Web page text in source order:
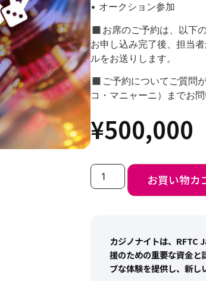
• オークション参加
◼︎お席のご予約は、以下
お申し込み完了後、担当
ルをお送りします。
◼︎ご予約についてご質問が
コ・マニャーニ）までお問
¥500,000
お買い物カ
カジノナイトは、RFTC
援のための重要な資金と
ブな体験を提供し、新し